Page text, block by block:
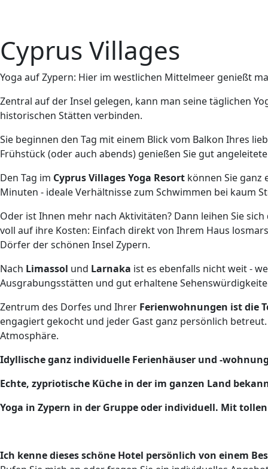
Cyprus Villages
Yoga auf Zypern: Hier im westlichen Mittelmeer genießt
Zentral auf der Insel gelegen, kann man seine täglichen
historischen Stätten verbinden.
Sie beginnen den Tag mit einem Blick vom Balkon Ihres
Frühstück (oder auch abends) genießen Sie gut
Den Tag im Cyprus Villages Yoga Resort können Sie
Minuten - ideale Verhältnisse zum Schwimmen bei kaum
Oder ist Ihnen mehr nach Aktivitäten? Dann leihen Sie
voll auf ihre Kosten: Einfach direkt von Ihrem Haus
Dörfer der schönen Insel Zypern.
Nach Limassol und Larnaka ist es ebenfalls nicht weit -
Ausgrabungsstätten und gut erhaltene
Zentrum des Dorfes und Ihrer Ferienwohnungen ist die
engagiert gekocht und jeder Gast ganz persönlich
Atmosphäre.
Idyllische ganz individuelle Ferienhäuser und -
Echte, zypriotische Küche in der im ganzen Land
Yoga in Zypern in der Gruppe oder individuell. Mit
Ich kenne dieses schöne Hotel persönlich von einem